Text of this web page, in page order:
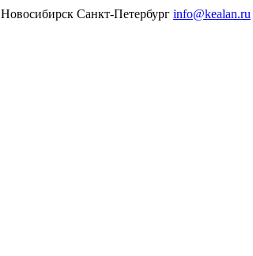
Новосибирск Санкт-Петербург info@kealan.ru